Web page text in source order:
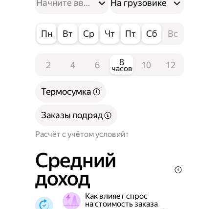
На грузовике
Пн Вт Ср Чт Пт Сб Вс
2 4 6 8
часов 10 12
Расчёт с учётом условий
Термосумка
Заказы подряд
Средний
доход
Как влияет спрос
на стоимость заказа